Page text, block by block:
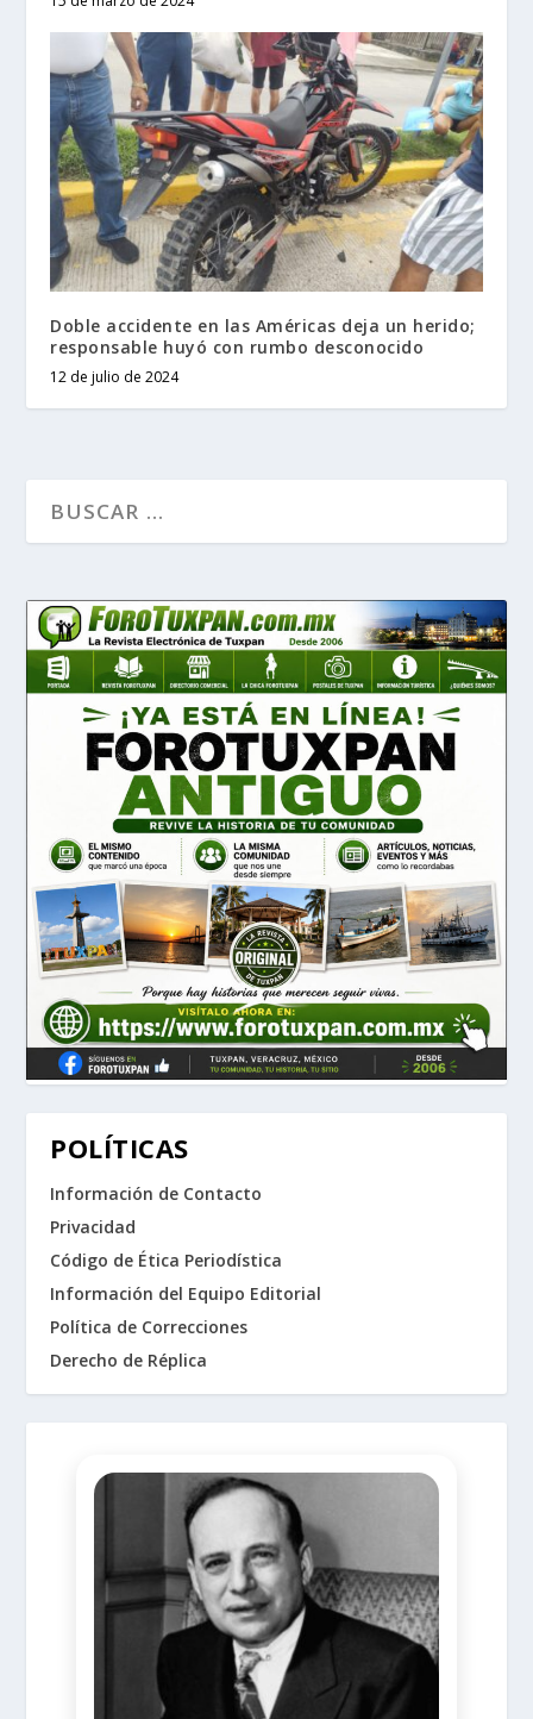
Doble accidente en las Américas deja un herido;
responsable huyó con rumbo desconocido
12 de julio de 2024
POLÍTICAS
Información de Contacto
Privacidad
Código de Ética Periodística
Información del Equipo Editorial
Política de Correcciones
Derecho de Réplica